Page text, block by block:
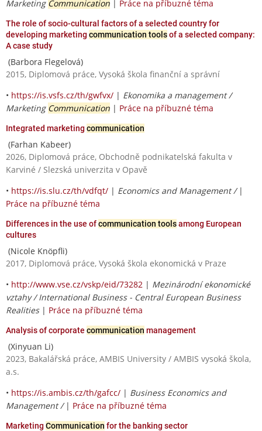
Marketing Communication | Práce na příbuzné téma
The role of socio-cultural factors of a selected country for
developing marketing communication toolsof a selected company:
A case study
(Barbora Flegelová)
2015, Diplomová práce, Vysoká škola finanční a správní
• https://is.vsfs.cz/th/gwfvx/ | Ekonomika a management /
Marketing Communication | Práce na příbuzné téma
Integrated marketing communication
(Farhan Kabeer)
2026, Diplomová práce, Obchodně podnikatelská fakulta v
Karviné / Slezská univerzita v Opavě
• https://is.slu.cz/th/vdfqt/ | Economics and Management / |
Práce na příbuzné téma
Differences in the use ofcommunication toolsamong European
cultures
(Nicole Knöpfli)
2017, Diplomová práce, Vysoká škola ekonomická v Praze
• http://www.vse.cz/vskp/eid/73282 | Mezinárodní ekonomické
vztahy / International Business - Central European Business
Realities| Práce na příbuzné téma
Analysis of corporate communication management
(Xinyuan Li)
2023, Bakalářská práce, AMBIS University / AMBIS vysoká škola,
a.s.
• https://is.ambis.cz/th/gafcc/ | Business Economics and
Management / | Práce na příbuzné téma
Marketing Communication for the banking sector